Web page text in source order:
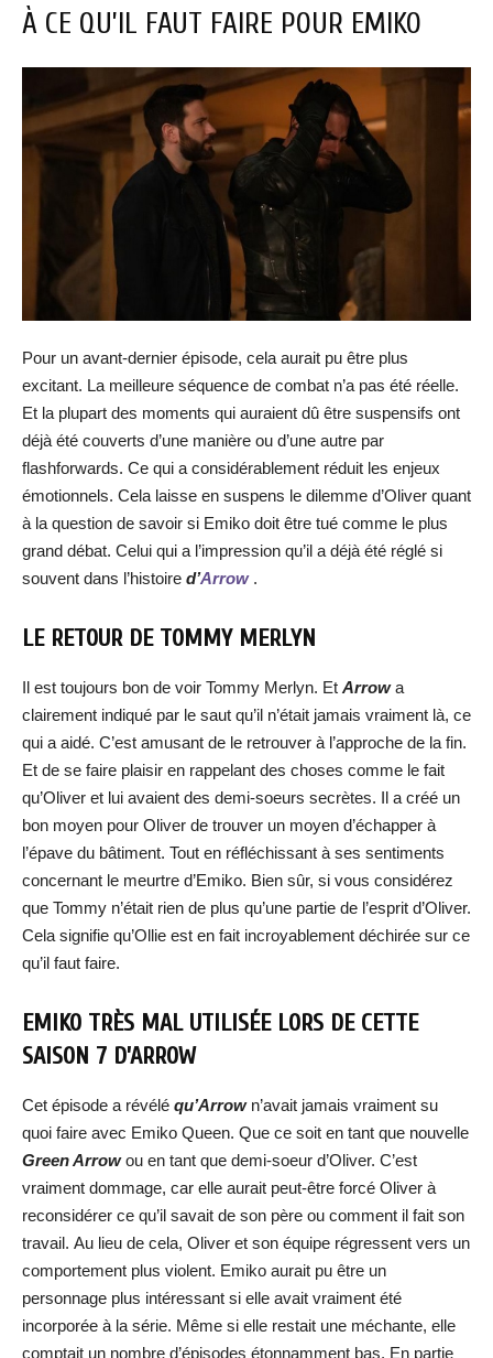
À CE QU’IL FAUT FAIRE POUR EMIKO
Pour un avant-dernier épisode, cela aurait pu être plus
excitant. La meilleure séquence de combat n’a pas été réelle.
Et la plupart des moments qui auraient dû être suspensifs ont
déjà été couverts d’une manière ou d’une autre par
flashforwards. Ce qui a considérablement réduit les enjeux
émotionnels. Cela laisse en suspens le dilemme d’Oliver quant
à la question de savoir si Emiko doit être tué comme le plus
grand débat. Celui qui a l’impression qu’il a déjà été réglé si
souvent dans l’histoire d’Arrow.
LE RETOUR DE TOMMY MERLYN
Il est toujours bon de voir Tommy Merlyn. Et Arrowa
clairement indiqué par le saut qu’il n’était jamais vraiment là, ce
qui a aidé. C’est amusant de le retrouver à l’approche de la fin.
Et de se faire plaisir en rappelant des choses comme le fait
qu’Oliver et lui avaient des demi-soeurs secrètes. Il a créé un
bon moyen pour Oliver de trouver un moyen d’échapper à
l’épave du bâtiment. Tout en réfléchissant à ses sentiments
concernant le meurtre d’Emiko. Bien sûr, si vous considérez
que Tommy n’était rien de plus qu’une partie de l’esprit d’Oliver.
Cela signifie qu’Ollie est en fait incroyablement déchirée sur ce
qu’il faut faire.
EMIKO TRÈS MAL UTILISÉE LORS DE CETTE
SAISON 7 D’ARROW
Cet épisode a révélé qu’Arrown’avait jamais vraiment su
quoi faire avec Emiko Queen. Que ce soit en tant que nouvelle
Green Arrowou en tant que demi-soeur d’Oliver. C’est
vraiment dommage, car elle aurait peut-être forcé Oliver à
reconsidérer ce qu’il savait de son père ou comment il fait son
travail. Au lieu de cela, Oliver et son équipe régressent vers un
comportement plus violent. Emiko aurait pu être un
personnage plus intéressant si elle avait vraiment été
incorporée à la série. Même si elle restait une méchante, elle
comptait un nombre d’épisodes étonnamment bas. En partie